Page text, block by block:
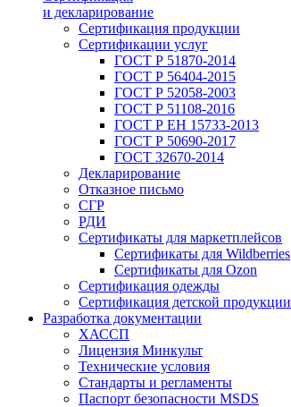
и декларирование
Сертификация продукции
Сертификации услуг
ГОСТ Р 51870-2014
ГОСТ Р 56404-2015
ГОСТ Р 52058-2003
ГОСТ Р 51108-2016
ГОСТ Р ЕН 15733-2013
ГОСТ Р 50690-2017
ГОСТ 32670-2014
Декларирование
Отказное письмо
СГР
РДИ
Сертификаты для маркетплейсов
Сертификаты для Wildberries
Сертификаты для Ozon
Сертификация одежды
Сертификация детской продукции
Разработка документации
ХАССП
Лицензия Минкульт
Технические условия
Стандарты и регламенты
Паспорт безопасности MSDS